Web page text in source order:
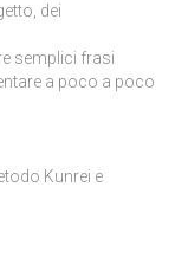
dei
semplici frasi
a poco a poco
Kunrei e